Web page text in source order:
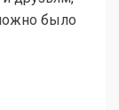
было